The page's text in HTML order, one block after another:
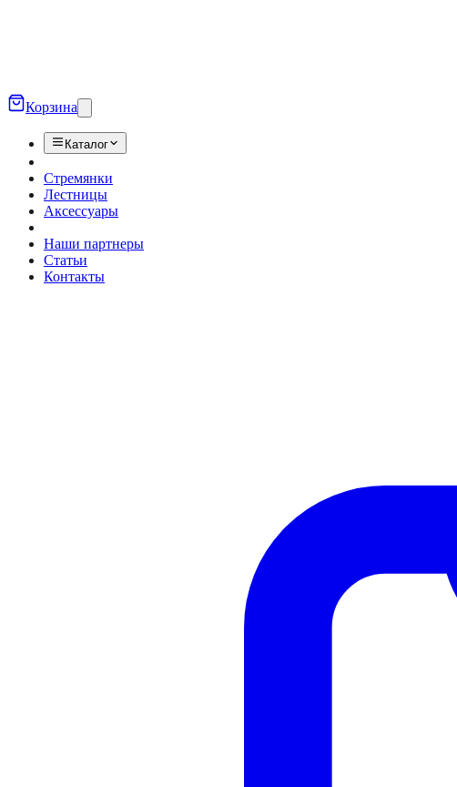
Корзина
Каталог
Стремянки
Лестницы
Аксессуары
Наши партнеры
Статьи
Контакты